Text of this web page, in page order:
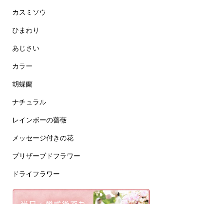
カスミソウ
ひまわり
あじさい
カラー
胡蝶蘭
ナチュラル
レインボーの薔薇
メッセージ付きの花
プリザーブドフラワー
ドライフラワー